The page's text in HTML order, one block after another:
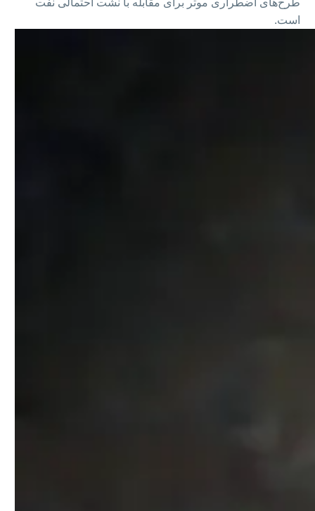
است.